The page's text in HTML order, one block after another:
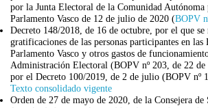
por la Junta Electoral de la Comunidad Autónoma
Parlamento Vasco de 12 de julio de 2020 (BOPV
Decreto 148/2018, de 16 de octubre, por el que se
gratificaciones de las personas participantes en las
Parlamento Vasco y otros gastos de
Administración Electoral (BOPV nº 203, de 22
por el Decreto 100/2019, de 2 de julio (BOPV nº
Texto consolidado vigente
Orden de 27 de mayo de 2020, de la Consejera de